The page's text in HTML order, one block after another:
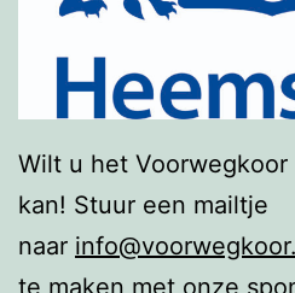
Wilt u het
kan! Stuur een mailtje
naar